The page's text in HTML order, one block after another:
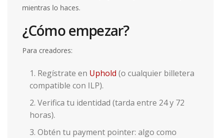
mientras lo haces.
¿Cómo empezar?
Para creadores:
Regístrate en Uphold (o cualquier billetera
compatible con ILP).
Verifica tu identidad (tarda entre 24 y 72
horas).
Obtén tu payment pointer: algo como